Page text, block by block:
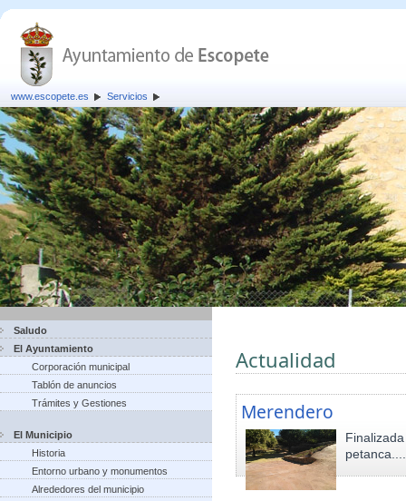
www.escopete.es Servicios
Saludo
El Ayuntamiento
Corporación municipal
Tablón de anuncios
Trámites y Gestiones
El Municipio
Historia
Entorno urbano y monumentos
Alrededores del municipio
Actualidad
Merendero